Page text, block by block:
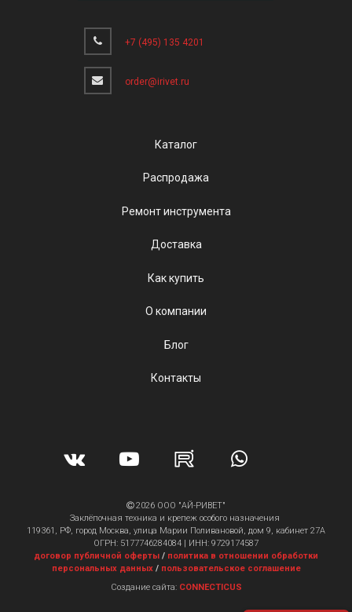
+7 (495) 135 4201
order@irivet.ru
Каталог
Распродажа
Ремонт инструмента
Доставка
Как купить
О компании
Блог
Контакты
2026 ООО "АЙ-РИВЕТ"
Заклёпочная техника и крепеж особого назначения
119361, РФ, город Москва, улица Марии Поливановой, дом 9, кабинет 27А
ОГРН: 5177746284084 | ИНН: 9729174587
договор публичной оферты / политика в отношении обработки
персональных данных/ пользовательское соглашение
Создание сайта: CONNECTICUS